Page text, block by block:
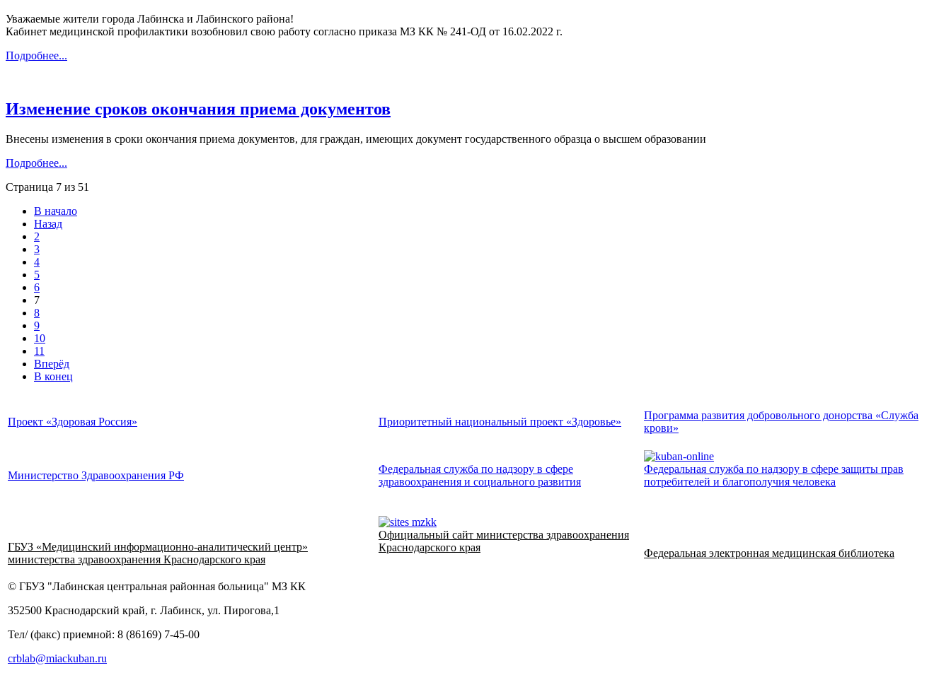
Уважаемые жители города Лабинска и Лабинского района!
Кабинет медицинской профилактики возобновил свою работу согласно приказа МЗ КК № 241-ОД от 16.02.2022 г.
Подробнее...
Изменение сроков окончания приема документов
Внесены изменения в сроки окончания приема документов, для граждан, имеющих документ государственного образца о высшем образовании
Подробнее...
Страница 7 из 51
В начало
Назад
2
3
4
5
6
7
8
9
10
11
Вперёд
В конец
Проект «Здоровая Россия» Приоритетный национальный проект «Здоровье»
Программа развития добровольного донорства «Служба
крови»
Министерство Здравоохранения РФ
Федеральная служба по надзору в сфере
здравоохранения и социального развития
Федеральная служба по надзору в сфере защиты прав
потребителей и благополучия человека
ГБУЗ «Медицинский информационно-аналитический центр»
министерства здравоохранения Краснодарского края
Официальный сайт министерства здравоохранения
Краснодарского края
Федеральная электронная медицинская библиотека
© ГБУЗ "Лабинская центральная районная больница" МЗ КК
352500 Краснодарский край, г. Лабинск, ул. Пирогова,1
Тел/ (факс) приемной: 8 (86169) 7-45-00
crblab@miackuban.ru